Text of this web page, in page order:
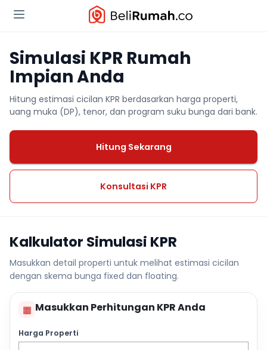
Simulasi KPR Rumah
Impian Anda
Hitung estimasi cicilan KPR berdasarkan harga properti,
uang muka (DP), tenor, dan program suku bunga dari bank.
Hitung Sekarang
Konsultasi KPR
Kalkulator Simulasi KPR
Masukkan detail properti untuk melihat estimasi cicilan
dengan skema bunga fixed dan floating.
▦ Masukkan Perhitungan KPR Anda
Harga Properti